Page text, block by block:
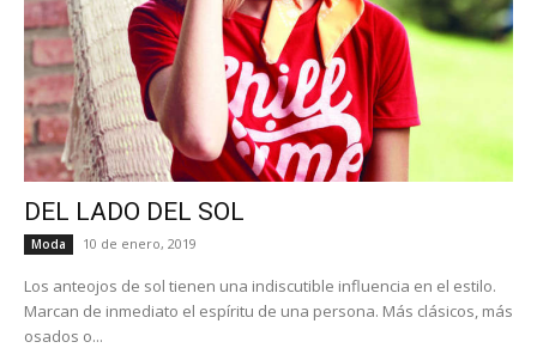
DEL LADO DEL SOL
Moda 10 de enero, 2019
Los anteojos de sol tienen una indiscutible influencia en el estilo.
Marcan de inmediato el espíritu de una persona. Más clásicos, más
osados o...